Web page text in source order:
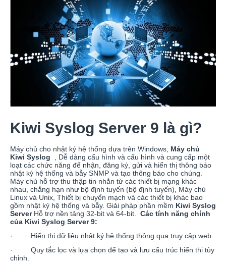
Kiwi Syslog Server 9 là gì?
Máy chủ cho nhật ký hệ thống dựa trên Windows, Máy chủ
Kiwi Syslog
, Dễ dàng cấu hình và cấu hình và cung cấp một
loạt các chức năng để nhận, đăng ký, gửi và hiển thị thông báo
nhật ký hệ thống và bẫy SNMP và tạo thông báo cho chúng.
Máy chủ hỗ trợ thu thập tin nhắn từ các thiết bị mạng khác
nhau, chẳng hạn như bộ định tuyến (bộ định tuyến), Máy chủ
Linux và Unix, Thiết bị chuyển mạch và các thiết bị khác bao
gồm nhật ký hệ thống và bẫy. Giải pháp phần mềm Kiwi Syslog
Server Hỗ trợ nền tảng 32-bit và 64-bit. Các tính năng chính
của Kiwi Syslog Server 9:
· Hiển thị dữ liệu nhật ký hệ thống thông qua truy cập web.
· Quy tắc lọc và lựa chọn để tạo và lưu cấu trúc hiển thị tùy
chỉnh.